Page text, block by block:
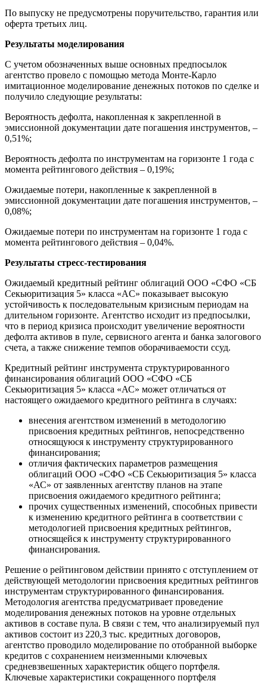
По выпуску не предусмотрены поручительство, гарантия или
оферта третьих лиц.
Результаты моделирования
С учетом обозначенных выше основных предпосылок
агентство провело с помощью метода Монте-Карло
имитационное моделирование денежных потоков по сделке и
получило следующие результаты:
Вероятность дефолта, накопленная к закрепленной в
эмиссионной документации дате погашения инструментов, –
0,51%;
Вероятность дефолта по инструментам на горизонте 1 года с
момента рейтингового действия – 0,19%;
Ожидаемые потери, накопленные к закрепленной в
эмиссионной документации дате погашения инструментов, –
0,08%;
Ожидаемые потери по инструментам на горизонте 1 года с
момента рейтингового действия – 0,04%.
Результаты стресс-тестирования
Ожидаемый кредитный рейтинг облигаций ООО «СФО «СБ
Секьюритизация 5» класса «AС» показывает высокую
устойчивость к последовательным кризисным периодам на
длительном горизонте. Агентство исходит из предпосылки,
что в период кризиса происходит увеличение вероятности
дефолта активов в пуле, сервисного агента и банка залогового
счета, а также снижение темпов оборачиваемости ссуд.
Кредитный рейтинг инструмента структурированного
финансирования облигаций ООО «СФО «СБ
Секьюритизация 5» класса «АС» может отличаться от
настоящего ожидаемого кредитного рейтинга в случаях:
внесения агентством изменений в методологию
присвоения кредитных рейтингов, непосредственно
относящуюся к инструменту структурированного
финансирования;
отличия фактических параметров размещения
облигаций ООО «СФО «СБ Секьюритизация 5» класса
«АС» от заявленных агентству планов на этапе
присвоения ожидаемого кредитного рейтинга;
прочих существенных изменений, способных привести
к изменению кредитного рейтинга в соответствии с
методологией присвоения кредитных рейтингов,
относящейся к инструменту структурированного
финансирования.
Решение о рейтинговом действии принято с отступлением от
действующей методологии присвоения кредитных рейтингов
инструментам структурированного финансирования.
Методология агентства предусматривает проведение
моделирования денежных потоков на уровне отдельных
активов в составе пула. В связи с тем, что анализируемый пул
активов состоит из 220,3 тыс. кредитных договоров,
агентство проводило моделирование по отобранной выборке
кредитов с сохранением неизменными ключевых
средневзвешенных характеристик общего портфеля.
Ключевые характеристики сокращенного портфеля